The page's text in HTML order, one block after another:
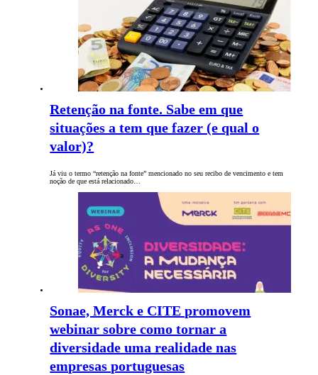
Retenção na fonte. Sabe em que
situações a tem que fazer (e qual o
valor)?
Já viu o termo “retenção na fonte” mencionado no seu recibo de vencimento e tem
noção de que está relacionado…
Sonae, Merck e CITE promovem
webinar sobre como tornar a
diversidade uma realidade nas
empresas portuguesas